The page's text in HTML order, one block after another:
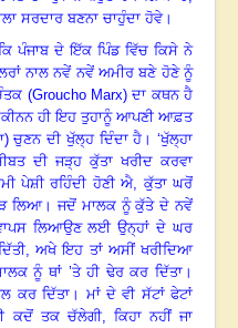
ਸਰਦਾਰ ਬਣਨਾ ਚਾਹੁੰਦਾ ਹੋਵੇ।
ਪੰਜਾਬ ਦੇ ਇੱਕ ਪਿੰਡ ਵਿੱਚ ਕਿਸੇ ਨੇ
ਨਾਲ ਨਵੇਂ ਨਵੇਂ ਅਮੀਰ ਬਣੇ ਹੋਣੇ ਨੂੰ
(Groucho Marx)ਦਾ ਕਥਨ ਹੈ
ਹੀ ਇਹ ਤੁਹਾਨੂੰ ਆਪਣੀ ਆਫ਼ਤ
ਚੁਣਨ ਦੀ ਖੁੱਲ੍ਹ ਦਿੰਦਾ ਹੈ ।‘ਖੁੱਲ੍ਹਾ
ਦੀ ਜੜ੍ਹ ਕੁੱਤਾ ਖਰੀਦ ਕਰਵਾ
ਪੇਸ਼ੀ ਰਹਿੰਦੀ ਹੋਣੀ ਐ, ਕੁੱਤਾ ਘਰੋਂ
ਲਿਆ। ਜਦੋਂ ਮਾਲਕ ਨੂੰ ਕੁੱਤੇ ਦੇ ਨਵੇਂ
ਲਿਆਉਣ ਲਈ ਉਨ੍ਹਾਂ ਦੇ ਘਰ
, ਅਖੇ ਇਹ ਤਾਂ ਅਸੀਂ ਖਰੀਦਿਆ
ਨੂੰ ਥਾਂ ’ਤੇ ਹੀ ਢੇਰ ਕਰ ਦਿੱਤਾ ।
ਕਰ ਦਿੱਤਾ । ਮਾਂ ਦੇ ਵੀ ਸੱਟਾਂ ਫੇਟਾਂ
ਕਦੋਂ ਤਕ ਚੱਲੇਗੀ, ਕਿਹਾ ਨਹੀਂ ਜਾ